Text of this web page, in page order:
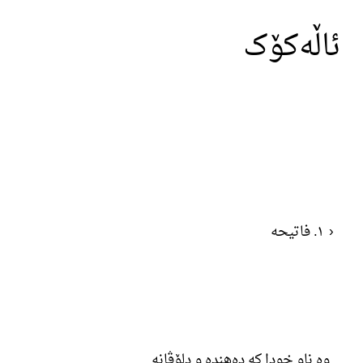
ئاڵەکۆک
‹ ١. فاتیحە